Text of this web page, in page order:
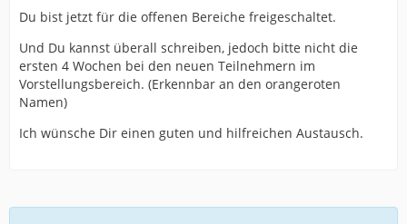
Du bist jetzt für die offenen Bereiche freigeschaltet.
Und Du kannst überall schreiben, jedoch bitte nicht die
ersten 4 Wochen bei den neuen Teilnehmern im
Vorstellungsbereich. (Erkennbar an den orangeroten
Namen)
Ich wünsche Dir einen guten und hilfreichen Austausch.